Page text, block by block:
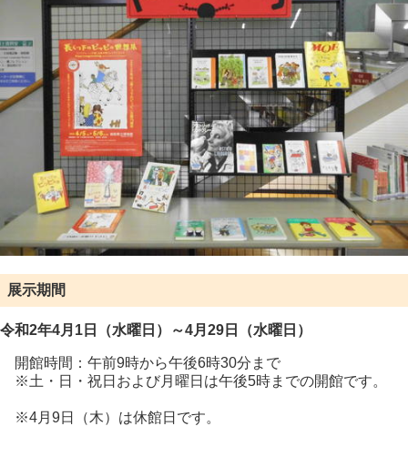
展示期間
令和2年4月1日（水曜日）～4月29日（水曜日）
開館時間：午前9時から午後6時30分まで
※土・日・祝日および月曜日は午後5時までの開館です。
※4月9日（木）は休館日です。